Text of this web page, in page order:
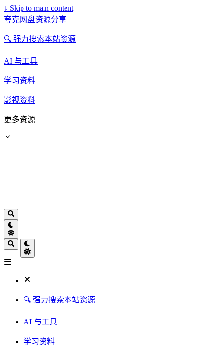
↓ Skip to main content
夸克网盘资源分享
🔍 强力搜索本站资源
AI 与工具
学习资料
影视资料
更多资源
🔍 强力搜索本站资源
AI 与工具
学习资料